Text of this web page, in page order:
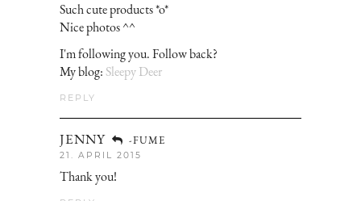
Such cute products *o*
Nice photos ^^
I'm following you. Follow back?
My blog: Sleepy Deer
REPLY
JENNY -FUME
21. APRIL 2015
Thank you!